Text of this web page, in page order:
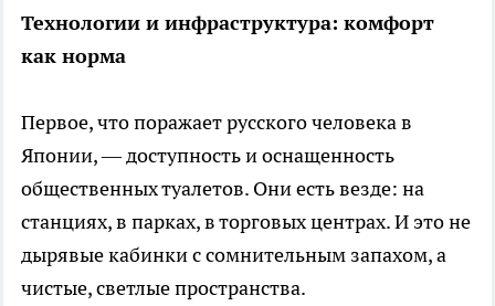
Технологии и инфраструктура: комфорт
как норма
Первое, что поражает русского человека в
Японии, — доступность и оснащенность
общественных туалетов. Они есть везде: на
станциях, в парках, в торговых центрах. И это не
дырявые кабинки с сомнительным запахом, а
чистые, светлые пространства.